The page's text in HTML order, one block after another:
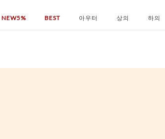
NEW5% BEST 아우터 상의 하의